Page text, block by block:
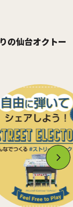
の仙台オクトー